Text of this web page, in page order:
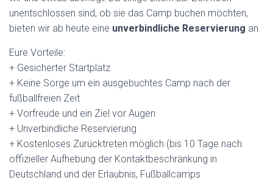
unentschlossen sind, ob sie das Camp buchen möchten,
bieten wir ab heute eine unverbindliche Reservierung an.
Eure Vorteile:
+ Gesicherter Startplatz
+ Keine Sorge um ein ausgebuchtes Camp nach der
fußballfreien Zeit
+ Vorfreude und ein Ziel vor Augen
+ Unverbindliche Reservierung
+ Kostenloses Zurücktreten möglich (bis 10 Tage nach
offizieller Aufhebung der Kontaktbeschränkung in
Deutschland und der Erlaubnis, Fußballcamps